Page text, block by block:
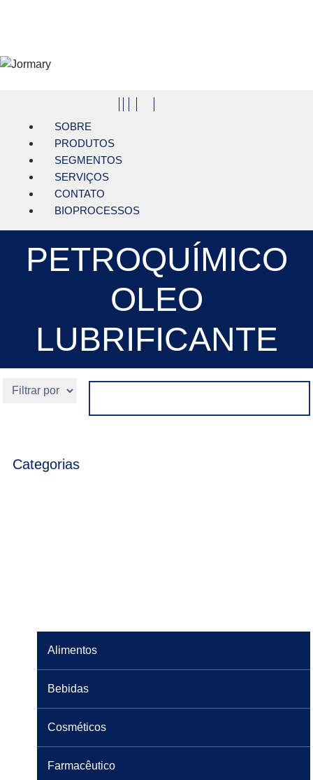
SOBRE
PRODUTOS
SEGMENTOS
SERVIÇOS
CONTATO
BIOPROCESSOS
PETROQUÍMICO
OLEO
LUBRIFICANTE
Categorias
Alimentos
Bebidas
Cosméticos
Farmacêutico